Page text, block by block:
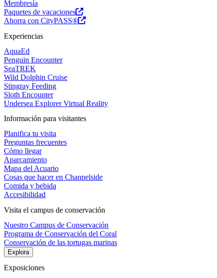
Membresía
Paquetes de vacaciones
Ahorra con CityPASS®
Experiencias
AquaEd
Penguin Encounter
SeaTREK
Wild Dolphin Cruise
Stingray Feeding
Sloth Encounter
Undersea Explorer Virtual Reality
Información para visitantes
Planifica tu visita
Preguntas frecuentes
Cómo llegar
Aparcamiento
Mapa del Acuario
Cosas que hacer en Channelside
Comida y bebida
Accesibilidad
Visita el campus de conservación
Nuestro Campus de Conservación
Programa de Conservación del Coral
Conservación de las tortugas marinas
Explora
Exposiciones